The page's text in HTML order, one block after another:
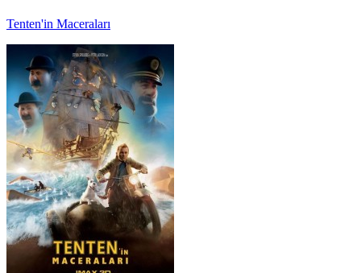
Tenten'in Maceraları